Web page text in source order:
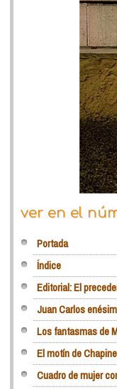
ver en el
Portada
Índice
Editorial: El
Juan Carlos
Los fantasmas de
El motín de
Cuadro de mujer